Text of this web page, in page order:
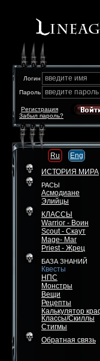
Логин введите имя
Пароль введите пароль
Забыл пароль?
Регистрация
Ru
Eng
ИСТОРИЯ МИРА
РАСЫ
Асмодиане
Элийцы
КЛАССЫ
Warrior - Воин
Scout - Скаут
Mage- Маг
Priest - Жрец
БАЗА ЗНАНИЙ
Квесты
НПС
Монстры
Вещи
Рецепты
Калькулятор
Классы/Скиллы
Стигмы
Обратная связь